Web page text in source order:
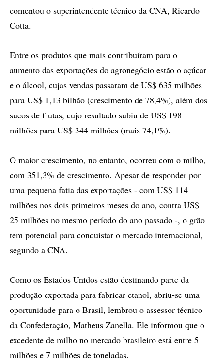
comentou o superintendente técnico da CNA, Ricardo
Cotta.
Entre os produtos que mais contribuíram para o
aumento das exportações do agronegócio estão o açúcar
e o álcool, cujas vendas passaram de US$ 635 milhões
para US$ 1,13 bilhão (crescimento de 78,4%), além dos
sucos de frutas, cujo resultado subiu de US$ 198
milhões para US$ 344 milhões (mais 74,1%).
O maior crescimento, no entanto, ocorreu com o milho,
com 351,3% de crescimento. Apesar de responder por
uma pequena fatia das exportações - com US$ 114
milhões nos dois primeiros meses do ano, contra US$
25 milhões no mesmo período do ano passado -, o grão
tem potencial para conquistar o mercado internacional,
segundo a CNA.
Como os Estados Unidos estão destinando parte da
produção exportada para fabricar etanol, abriu-se uma
oportunidade para o Brasil, lembrou o assessor técnico
da Confederação, Matheus Zanella. Ele informou que o
excedente de milho no mercado brasileiro está entre 5
milhões e 7 milhões de toneladas.